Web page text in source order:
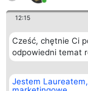
12:15
Cześć, chętnie Ci
odpowiedni temat
Jestem
Organizator
Bright Side Solutions sp. z